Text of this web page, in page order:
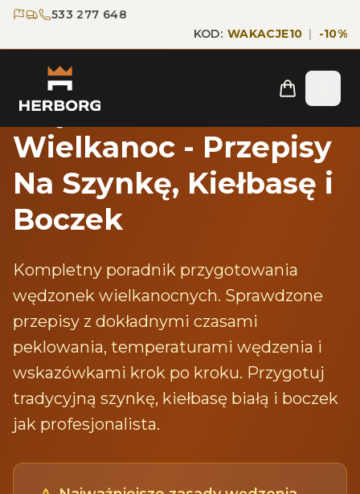
Przejdź do głównej treści
Przejdź do nawigacji
533 277 648
KOD: WAKACJE10 | -10%
Strona główna
Wędzenie Na
Wielkanoc - Przepisy
Na Szynkę, Kiełbasę i
Boczek
Kompletny poradnik przygotowania
wędzonek wielkanocnych. Sprawdzone
przepisy z dokładnymi czasami
peklowania, temperaturami wędzenia i
wskazówkami krok po kroku. Przygotuj
tradycyjną szynkę, kiełbasę białą i boczek
jak profesjonalista.